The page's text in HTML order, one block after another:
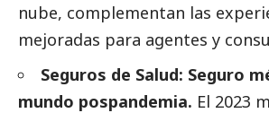
nube, complementan las
mejoradas para agentes y
Seguros de Salud: Seguro
mundo pospandemia. El 2023